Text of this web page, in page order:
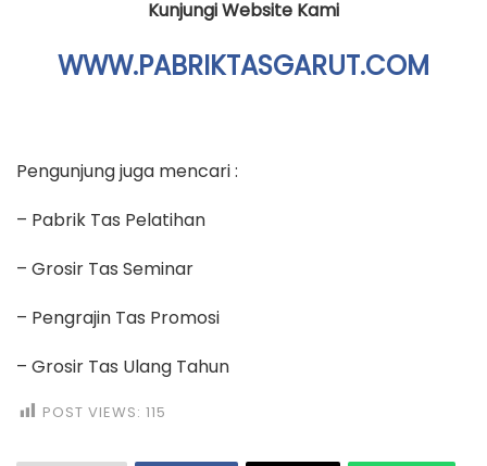
Kunjungi Website Kami
WWW.PABRIKTASGARUT.COM
Pengunjung juga mencari :
– Pabrik Tas Pelatihan
– Grosir Tas Seminar
– Pengrajin Tas Promosi
– Grosir Tas Ulang Tahun
POST VIEWS: 115